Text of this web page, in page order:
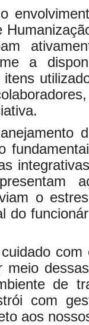
a
o
do
com
meio
de
com
aos